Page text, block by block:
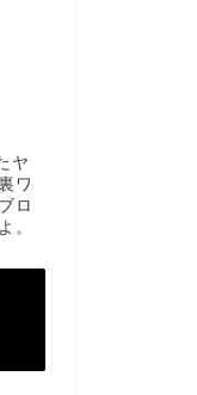
ヤ
ワ
ロ
。